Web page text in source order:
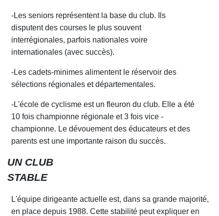
-Les seniors représentent la base du club. I
s
disputent des courses le plus souvent
interrégionales, parfois nationales voire
internationales (avec succès).
-Les cadets-minimes alimentent le réservoir des
sélections régionales et départementales.
-L'école de cyclisme est un fleuron du club. E lle a été
10 fois championne régionale et3fois vice -
championne. Le dévouement des éducateurs et des
parents est une importante raison du succès.
UN CLUB
STABLE
L'équipe dirigeante actuelle est, dans sa grande majorité,
en place depuis 1988. Cette stabilité peut expliquer en